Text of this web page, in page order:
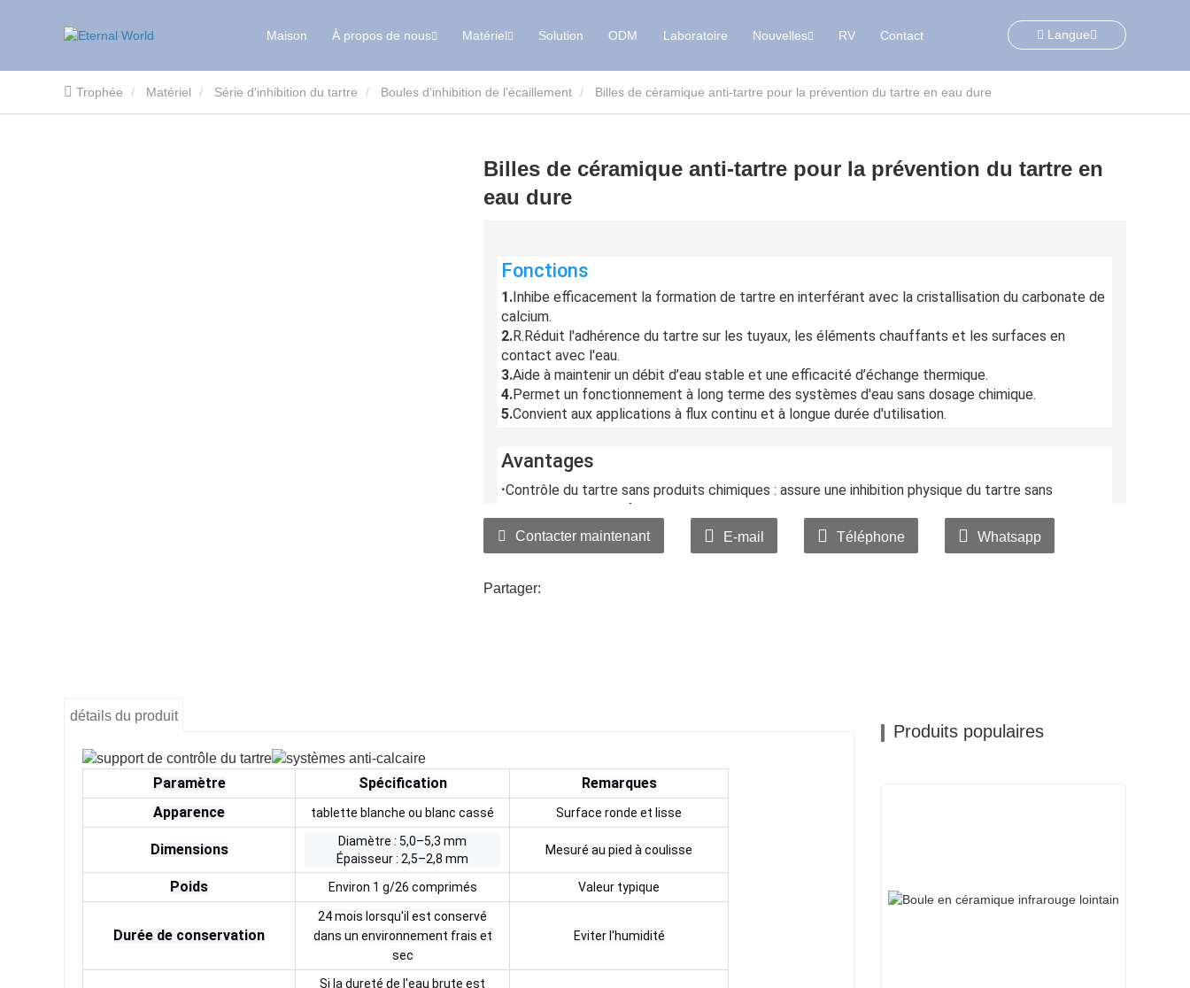
Maison À propos de nous Matériel Solution ODM Laboratoire Nouvelles RV Contact Langue
Trophée Matériel Série d'inhibition du tartre Boules d'inhibition de l'écaillement Billes de céramique anti-tartre pour la prévention du tartre en eau dure
Billes de céramique anti-tartre pour la prévention du tartre en
eau dure
Fonctions
1.Inhibe efficacement la formation de tartre en interférant avec la cristallisation du carbonate de
calcium.
2.R.Réduit l'adhérence du tartre sur les tuyaux, les éléments chauffants et les surfaces en
contact avec l'eau.
3.Aide à maintenir un débit d’eau stable et une efficacité d’échange thermique.
4.Permet un fonctionnement à long terme des systèmes d'eau sans dosage chimique.
5.Convient aux applications à flux continu et à longue durée d'utilisation.
Avantages
·Contrôle du tartre sans produits chimiques : assure une inhibition physique du tartre sans
phosphates ni additifs chimiques.
· Structure en céramique stable. Fabriquée à partir d'un matériau céramique haute résistance
offrant une excellente durabilité mécanique.
de remplacement minimale.
Contacter maintenant E-mail Téléphone Whatsapp
Partager:
détails du produit
Paramètre Spécification
Remarques
Apparence
tablette blanche ou blanc cassé Surface ronde et lisse
Dimensions
Diamètre : 5,0–5,3 mm
Épaisseur : 2,5–2,8 mm
Mesuré au pied à coulisse
Poids Environ 1 g/26 comprimés Valeur typique
Durée de conservation
24 mois lorsqu'il est conservé
dans un environnement frais et
sec
Eviter l'humidité
Si la dureté de l'eau brute est
Produits populaires